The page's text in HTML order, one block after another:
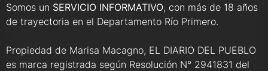
Somos un SERVICIO INFORMATIVO, con más de 18 años
de trayectoria en el Departamento Río Primero.
Propiedad de Marisa Macagno, EL DIARIO DEL PUEBLO
es marca registrada según Resolución N° 2941831 del